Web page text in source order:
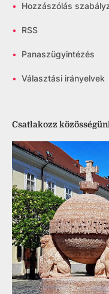
• Hozzászólás
• RSS
• Panaszügyintézés
• Választási irányelvek
Csatlakozz